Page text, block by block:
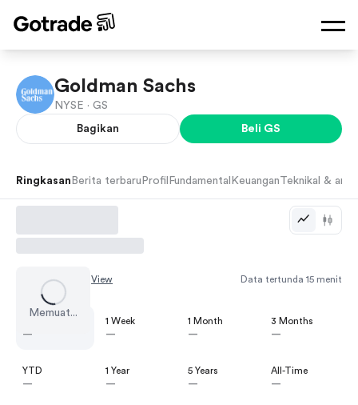
Goldman Sachs
NYSE · GS
Bagikan Beli GS
Ringkasan Berita terbaru Profil Fundamental Keuangan Teknikal &
Memuat...
Chart by TradingView Data tertunda 15 menit
—
1 Week
—
1 Month
—
3 Months
—
YTD
—
1 Year
—
5 Years
—
All-Time
—